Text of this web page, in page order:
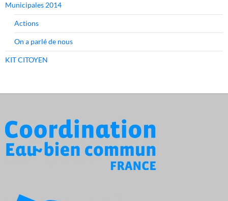
Municipales 2014
Actions
On a parlé de nous
KIT CITOYEN